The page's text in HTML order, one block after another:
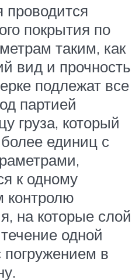
проводится
покрытия по
таким, как
вид и прочность
подлежат все
партией
груза, который
единиц с
к одному
контролю
на которые слой
одной
в